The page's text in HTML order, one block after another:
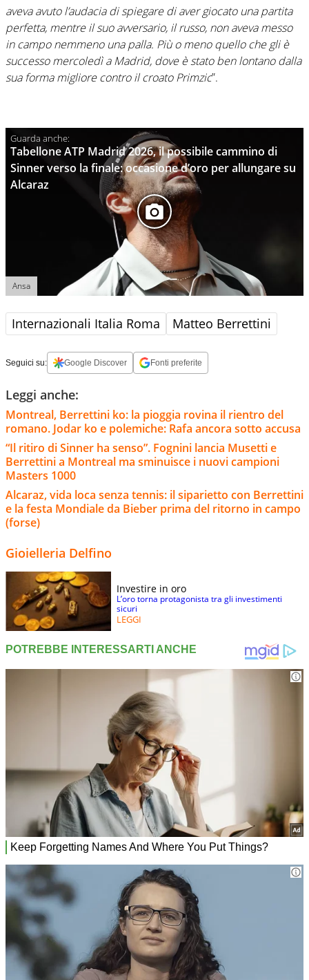
aveva avuto l’audacia di spiegare di aver giocato una partita
perfetta, mentre il suo avversario, il russo, non aveva messo
in campo nemmeno una palla. Più o meno quello che gli è
successo mercoledì a Madrid, dove è stato ben lontano dalla
sua forma migliore contro il croato Primzic”.
Tabellone ATP Madrid 2026, il possibile cammino di
Sinner verso la finale: occasione d’oro per allungare su
Alcaraz
Ansa
Internazionali Italia Roma Matteo Berrettini
Seguici su: Google Discover Fonti preferite
Leggi anche:
Montreal, Berrettini ko: la pioggia rovina il rientro del
romano. Jodar ko e polemiche: Rafa ancora sotto accusa
“Il ritiro di Sinner ha senso”. Fognini lancia Musetti e
Berrettini a Montreal ma sminuisce i nuovi campioni
Masters 1000
Alcaraz, vida loca senza tennis: il siparietto con Berrettini
e la festa Mondiale da Bieber prima del ritorno in campo
(forse)
Gioielleria Delfino
Investire in oro
L’oro torna protagonista tra gli investimenti
sicuri
LEGGI